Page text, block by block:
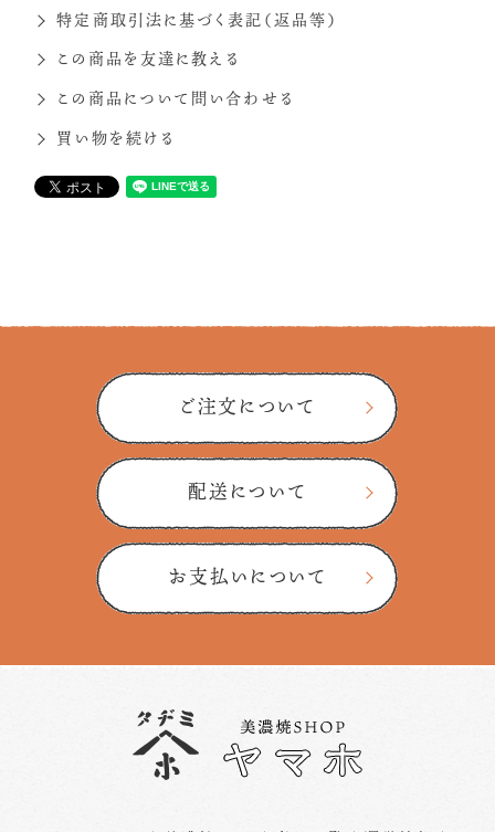
特定商取引法に基づく表記（返品等）
この商品を友達に教える
この商品について問い合わせる
買い物を続ける
ご注文について
配送について
お支払いについて